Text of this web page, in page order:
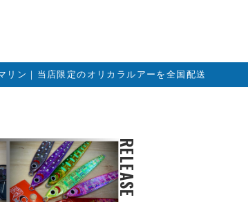
リン｜当店限定のオリカラルアーを全国配送
RELEASE